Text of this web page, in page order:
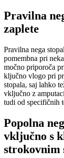
Pravilna
zaplete
Pravilna nega
pomembna pri
močno priporoča
ključno vlogo pri
stopala, saj lahko
vključno z
tudi od specifičnih
Popolna
vključno s
strokovnim